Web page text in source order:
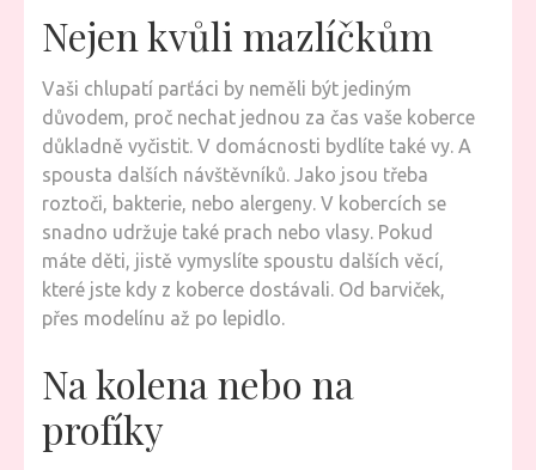
Nejen kvůli mazlíčkům
Vaši chlupatí parťáci by neměli být jediným
důvodem, proč nechat jednou za čas vaše koberce
důkladně vyčistit. V domácnosti bydlíte také vy. A
spousta dalších návštěvníků. Jako jsou třeba
roztoči, bakterie, nebo alergeny. V kobercích se
snadno udržuje také prach nebo vlasy. Pokud
máte děti, jistě vymyslíte spoustu dalších věcí,
které jste kdy z koberce dostávali. Od barviček,
přes modelínu až po lepidlo.
Na kolena nebo na
profíky